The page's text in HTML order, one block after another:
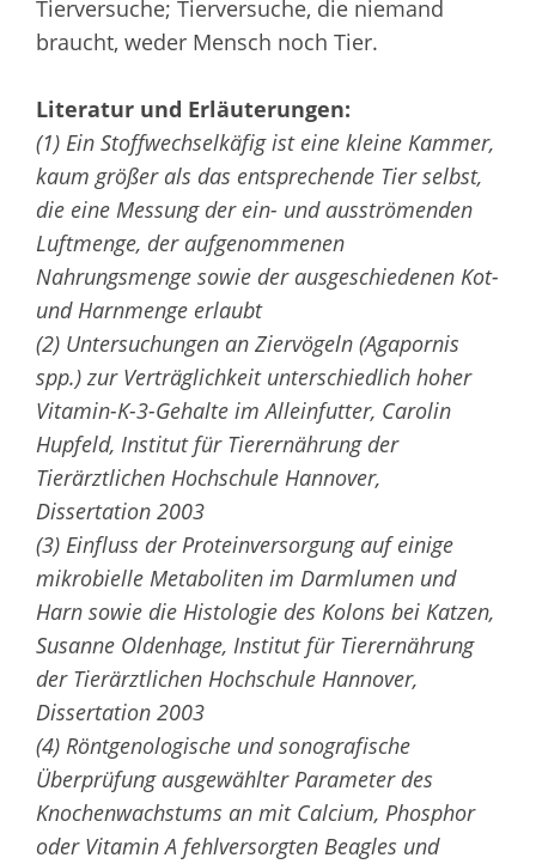
Tierversuche; Tierversuche, die niemand
braucht, weder Mensch noch Tier.
Literatur und Erläuterungen:
(1) Ein Stoffwechselkäfig ist eine kleine Kammer,
kaum größer als das entsprechende Tier selbst,
die eine Messung der ein- und ausströmenden
Luftmenge, der aufgenommenen
Nahrungsmenge sowie der ausgeschiedenen Kot-
und Harnmenge erlaubt
(2) Untersuchungen an Ziervögeln (Agapornis
spp.) zur Verträglichkeit unterschiedlich hoher
Vitamin-K-3-Gehalte im Alleinfutter, Carolin
Hupfeld, Institut für Tierernährung der
Tierärztlichen Hochschule Hannover,
Dissertation 2003
(3) Einfluss der Proteinversorgung auf einige
mikrobielle Metaboliten im Darmlumen und
Harn sowie die Histologie des Kolons bei Katzen,
Susanne Oldenhage, Institut für Tierernährung
der Tierärztlichen Hochschule Hannover,
Dissertation 2003
(4) Röntgenologische und sonografische
Überprüfung ausgewählter Parameter des
Knochenwachstums an mit Calcium, Phosphor
oder Vitamin A fehlversorgten Beagles und